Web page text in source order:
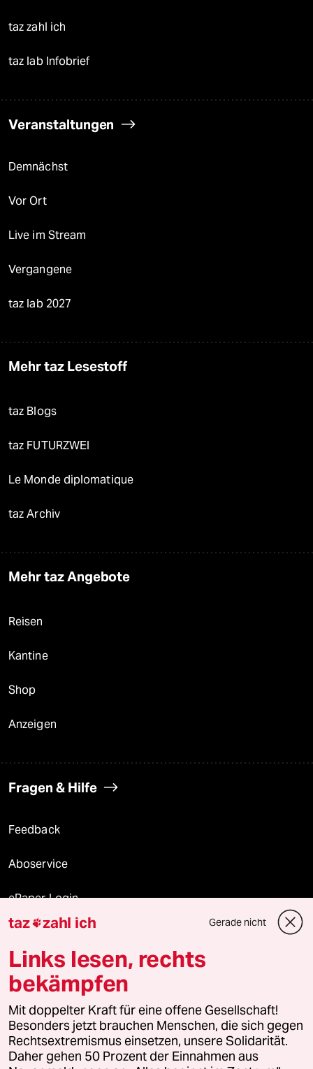
taz zahl ich
taz lab Infobrief
Veranstaltungen
Demnächst
Vor Ort
Live im Stream
Vergangene
taz lab 2027
Mehr taz Lesestoff
taz Blogs
taz FUTURZWEI
Le Monde diplomatique
taz Archiv
Mehr taz Angebote
Reisen
Kantine
Shop
Anzeigen
Fragen & Hilfe
Feedback
Aboservice
ePaper Login
Downloads für Abonnierende
© 2026 taz Verlags und Vertriebs GmbH
Alle Rechte vorbehalten. Bei rechtlichen Fragen oder für Genehmigungen
wenden Sie sich bitte an
lizenzen@taz.de
Feedback Redaktionsstatut Kommune-Richtlinien
taz zahl ich Gerade nicht
Links lesen, rechts
bekämpfen
Mit doppelter Kraft für eine offene Gesellschaft!
Besonders jetzt brauchen Menschen, die sich gegen
Rechtsextremismus einsetzen, unsere Solidarität.
Daher gehen 50 Prozent der Einnahmen aus